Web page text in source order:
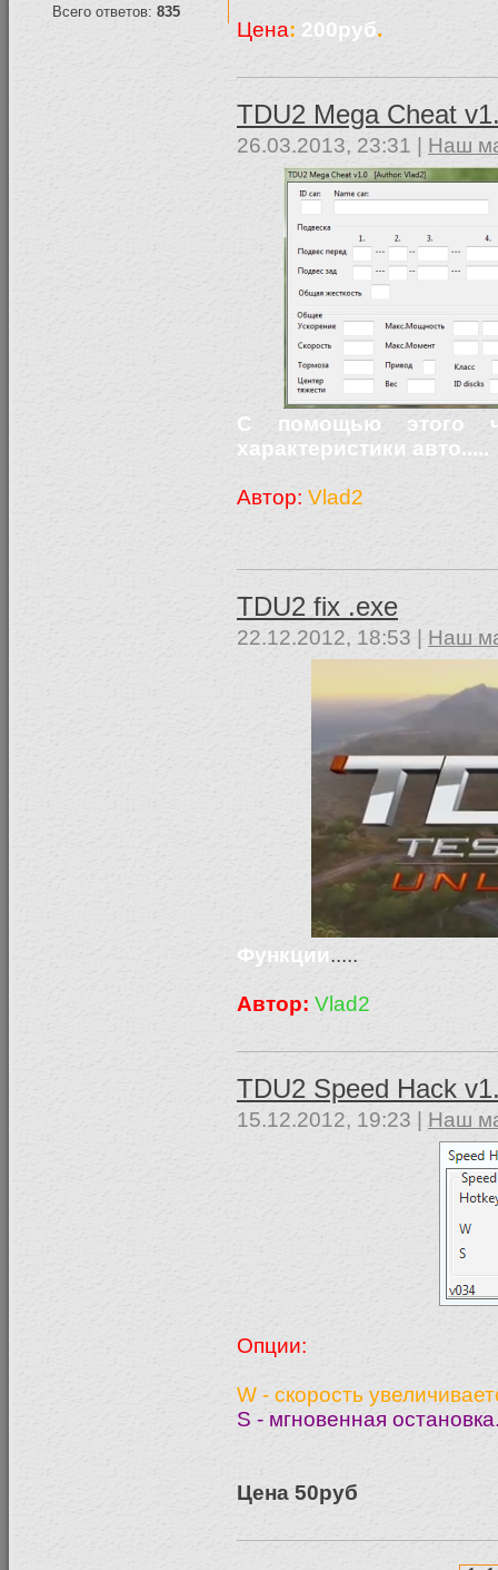
Всего ответов:835
Цена: 200руб.
TDU2 Mega Cheat
26.03.2013, 23:31 | Наш
С помощью этого
характеристики авто.....
Автор: Vlad2
TDU2 fix .exe
22.12.2012, 18:53 | Наш
Функции.....
Автор: Vlad2
TDU2 Speed Hack
15.12.2012, 19:23 | Наш
Опции:
W - скорость
S - мгновенная
Цена 50руб